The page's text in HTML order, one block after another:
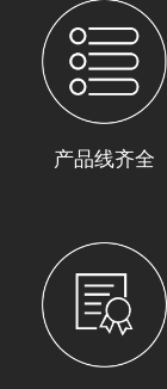
产品线齐全